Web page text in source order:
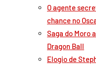
O agente
chance no
Saga do Moro
Dragon Ball
Elogio de